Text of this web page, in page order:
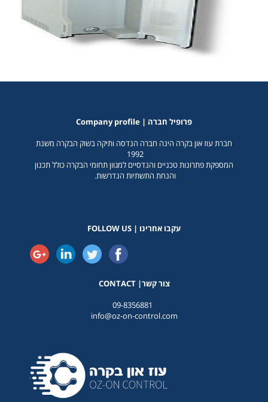
Company profile | פרופיל חברה
חברת עוז און בקרה הינה חברה הנדסה ותיקה בשוק הבקרה משנת
1992
המספקת פתרונות טכניים והנדסיים למגוון תחומי הבקרה כולל תכנון
והנחת התשתיות הנדרשות.
עקבו אחרינו | FOLLOW US
CONTACT |צור קשר
09-8356881
info@oz-on-control.com